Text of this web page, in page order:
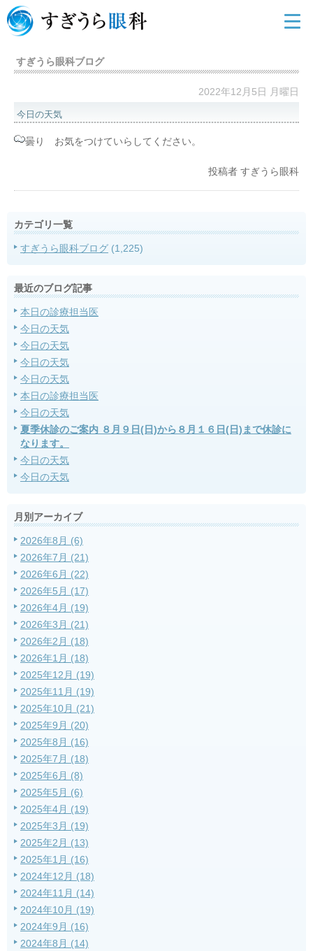
すぎうら眼科ブログ
2022年12月5日 月曜日
今日の天気
曇り お気をつけていらしてください。
投稿者 すぎうら眼科
カテゴリ一覧
すぎうら眼科ブログ (1,225)
最近のブログ記事
本日の診療担当医
今日の天気
今日の天気
今日の天気
今日の天気
本日の診療担当医
今日の天気
夏季休診のご案内 ８月９日(日)から８月１６日(日)まで休診に
なります。
今日の天気
今日の天気
月別アーカイブ
2026年8月 (6)
2026年7月 (21)
2026年6月 (22)
2026年5月 (17)
2026年4月 (19)
2026年3月 (21)
2026年2月 (18)
2026年1月 (18)
2025年12月 (19)
2025年11月 (19)
2025年10月 (21)
2025年9月 (20)
2025年8月 (16)
2025年7月 (18)
2025年6月 (8)
2025年5月 (6)
2025年4月 (19)
2025年3月 (19)
2025年2月 (13)
2025年1月 (16)
2024年12月 (18)
2024年11月 (14)
2024年10月 (19)
2024年9月 (16)
2024年8月 (14)